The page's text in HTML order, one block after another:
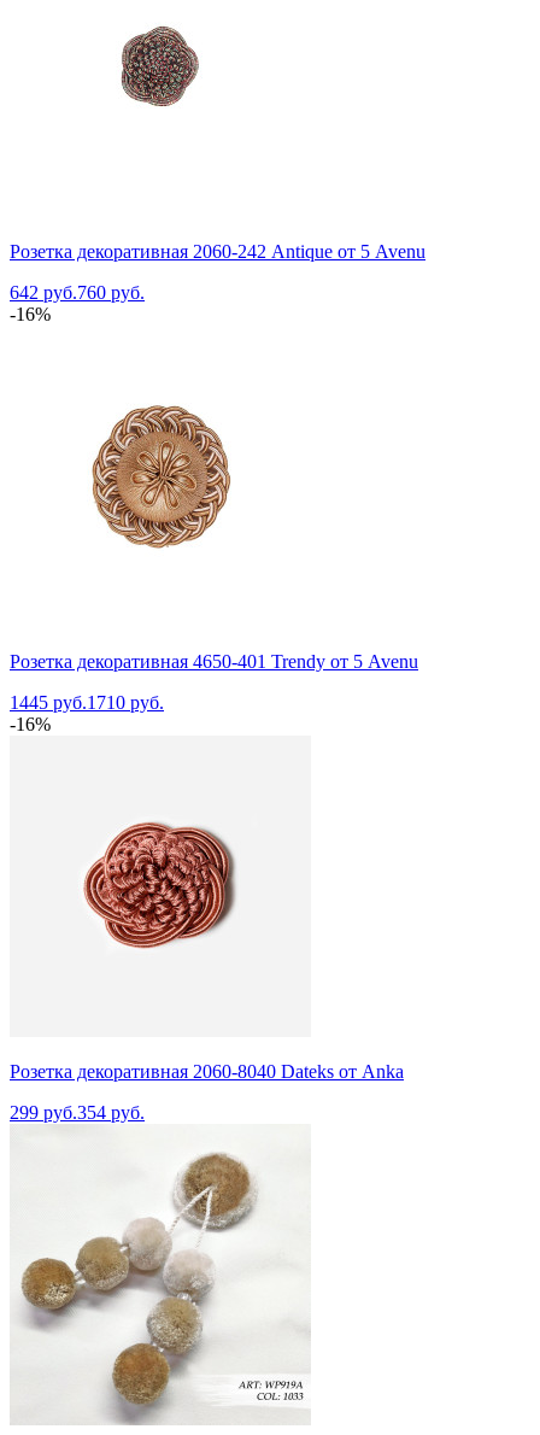
Розетка декоративная 2060-242 Antique от 5 Avenu
642 руб.760 руб.
-16%
Розетка декоративная 4650-401 Trendy от 5 Avenu
1445 руб.1710 руб.
-16%
Розетка декоративная 2060-8040 Dateks от Anka
299 руб.354 руб.